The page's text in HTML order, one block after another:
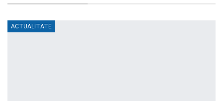
ACTUALITATE